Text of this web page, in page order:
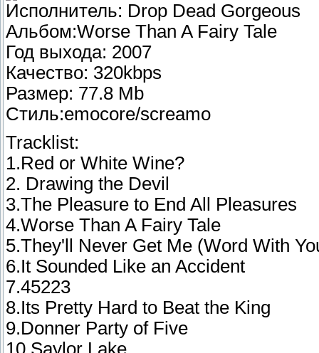
Исполнитель: Drop Dead Gorgeous
Альбом:Worse Than A Fairy Tale
Год выхода: 2007
Качество: 320kbps
Размер: 77.8 Mb
Стиль:emocore/screamo
Tracklist:
1.Red or White Wine?
2. Drawing the Devil
3.The Pleasure to End All Pleasures
4.Worse Than A Fairy Tale
5.They'll Never Get Me (Word With
6.It Sounded Like an Accident
7.45223
8.Its Pretty Hard to Beat the King
9.Donner Party of Five
10.Saylor Lake